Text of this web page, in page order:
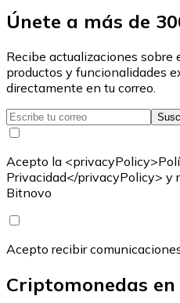
Únete a más de
Recibe actualizaciones sobre
productos y funcionalidades
directamente en tu correo.
Acepto la
Privacidad</privacyPolicy> y
Bitnovo
Acepto recibir
Criptomonedas